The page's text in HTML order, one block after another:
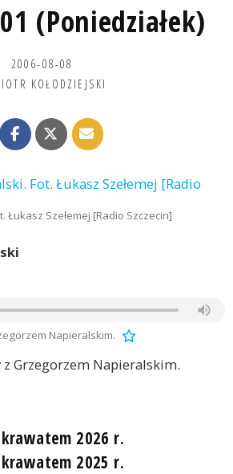
(Poniedziałek)
2006-08-08
KOŁODZIEJSKI
Łukasz Szełemej [Radio Szczecin]
Napieralskim.
z Grzegorzem Napieralskim.
2026 r.
2025 r.